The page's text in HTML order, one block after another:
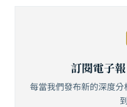
訂閱電子
每當我們發布新的深度